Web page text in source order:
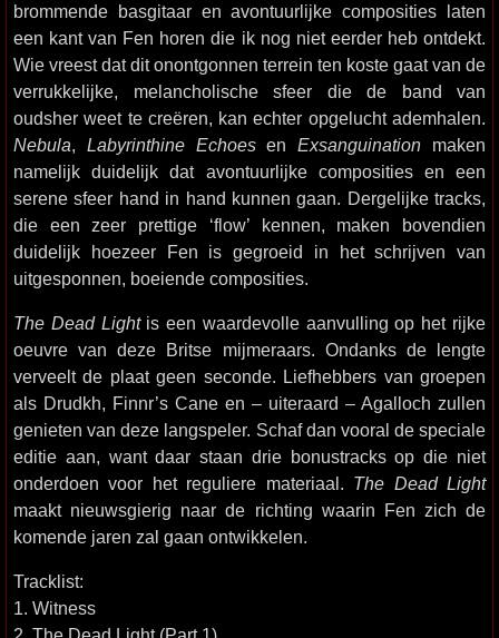
brommende basgitaar en avontuurlijke composities laten
een kant van Fen horen die ik nog niet eerder heb ontdekt.
Wie vreest dat dit onontgonnen terrein ten koste gaat van de
verrukkelijke, melancholische sfeer die de band van
oudsher weet te creëren, kan echter opgelucht ademhalen.
Nebula, Labyrinthine EchoesenExsanguination maken
namelijk duidelijk dat avontuurlijke composities en een
serene sfeer hand in hand kunnen gaan. Dergelijke tracks,
die een zeer prettige ‘flow’ kennen, maken bovendien
duidelijk hoezeer Fen is gegroeid in het schrijven van
uitgesponnen, boeiende composities.
The Dead Lightis een waardevolle aanvulling op het rijke
oeuvre van deze Britse mijmeraars. Ondanks de lengte
verveelt de plaat geen seconde. Liefhebbers van groepen
als Drudkh, Finnr’s Cane en – uiteraard – Agalloch zullen
genieten van deze langspeler. Schaf dan vooral de speciale
editie aan, want daar staan drie bonustracks op die niet
onderdoen voor het reguliere materiaal. The Dead Light
maakt nieuwsgierig naar de richting waarin Fen zich de
komende jaren zal gaan ontwikkelen.
Tracklist:
1. Witness